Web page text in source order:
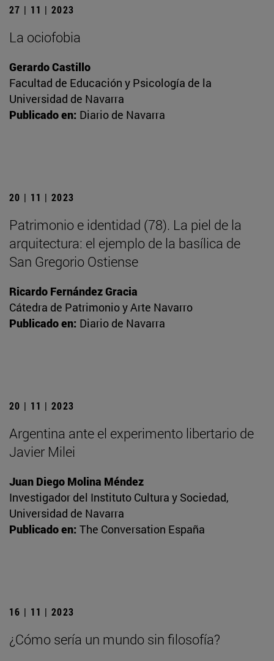
27 | 11 | 2023
La ociofobia
Gerardo Castillo
Facultad de Educación y Psicología de la
Universidad de Navarra
Publicado en: Diario de Navarra
20 | 11 | 2023
Patrimonio e identidad (78). La piel de la
arquitectura: el ejemplo de la basílica de
San Gregorio Ostiense
Ricardo Fernández Gracia
Cátedra de Patrimonio y Arte Navarro
Publicado en: Diario de Navarra
20 | 11 | 2023
Argentina ante el experimento libertario de
Javier Milei
Juan Diego Molina Méndez
Investigador del Instituto Cultura y Sociedad,
Universidad de Navarra
Publicado en: The Conversation España
16 | 11 | 2023
¿Cómo sería un mundo sin filosofía?